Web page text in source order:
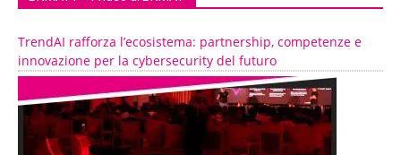
TrendAI rafforza l’ecosistema: partnership, competenze e
innovazione per la cybersecurity del futuro